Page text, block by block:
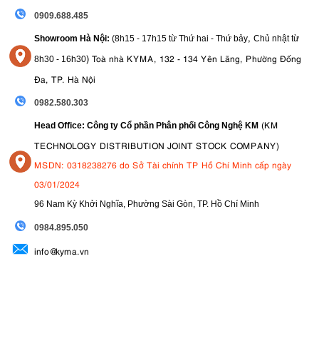
0909.688.485
Showroom Hà Nội: (8h15 - 17h15 từ Thứ hai - Thứ bảy, Chủ nhật từ
8h30 - 16h30) Toà nhà KYMA, 132 - 134 Yên Lãng, Phường Đống
Đa, TP. Hà Nội
0982.580.303
Head Office: Công ty Cổ phần Phân phối Công Nghệ KM (KM
TECHNOLOGY DISTRIBUTION JOINT STOCK COMPANY)
MSDN: 0318238276 do Sở Tài chính TP Hồ Chí Minh cấp ngày
03/01/2024
96 Nam Kỳ Khởi Nghĩa, Phường Sài Gòn, TP. Hồ Chí Minh
0984.895.050
info@kyma.vn